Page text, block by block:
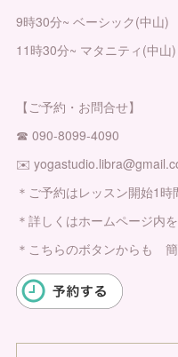
9時30分~ ベーシック(中山)
11時30分~ マタニティ(中山)
【ご予約・お問合せ】
☎︎ 090-8099-4090
✉️
＊ご予約はレッスン開始1
＊詳しくはホームページ内
＊こちらのボタンからも